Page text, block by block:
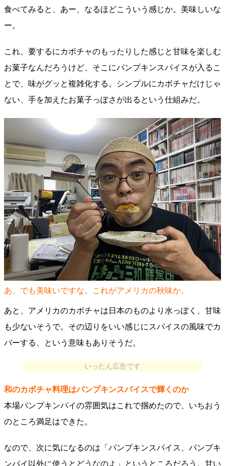
食べてみると、あー、なるほどこういう感じか。美味しいな
ー。
これ、要するにカボチャのもったりした感じと甘味を楽しむ
お菓子なんだろうけど、そこにパンプキンスパイスが入るこ
とで、味がグッと複雑化する。シンプルにカボチャだけじゃ
ない、手を加えたお菓子っぽさが出るという仕組みだ。
あ、でも美味いですな。これがアメリカの秋味か。
あと、アメリカのカボチャは日本のものより水っぽく、甘味
も少ないそうで。その辺りをいい感じにスパイスの風味でカ
バーする、という意味もありそうだ。
いったん広告です
和のカボチャ料理はパンプキンスパイスで輝くのか
本場パンプキンパイの雰囲気はこれで掴めたので、いちおう
のところ満足はできた。
なので、次に気になるのは「パンプキンスパイス、パンプキ
ンパイ以外に使うとどうなのよ」というところだろう。甘い